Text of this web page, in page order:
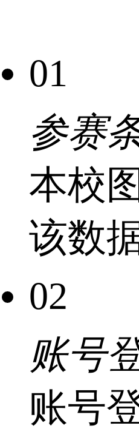
01
参赛
本校
该数
02
账号
账号